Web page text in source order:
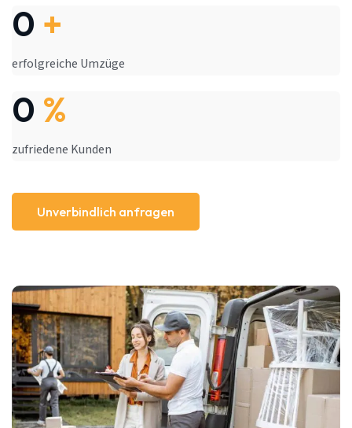
0 +
erfolgreiche Umzüge
0 %
zufriedene Kunden
Unverbindlich anfragen